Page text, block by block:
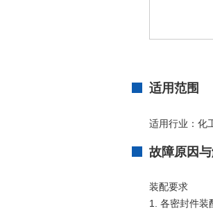
适用范围
适用行业：化
故障原因
装配要求
1. 各密封件装